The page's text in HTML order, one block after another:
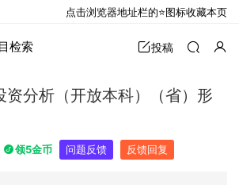
检索 投稿
资分析（开放本科）（省）形
领5金币 问题反馈 反馈回复
点击浏览器地址栏的⭐图标收藏本页